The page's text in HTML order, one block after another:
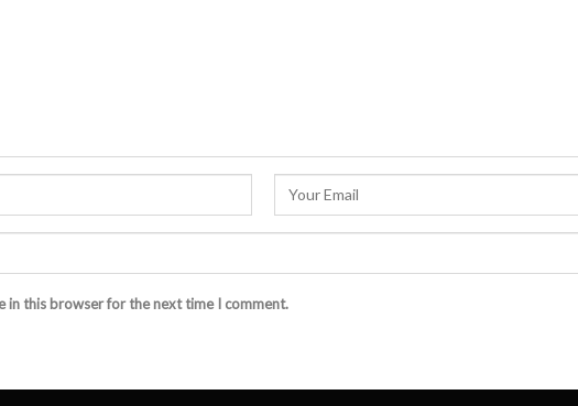
in this browser for the next time I comment.